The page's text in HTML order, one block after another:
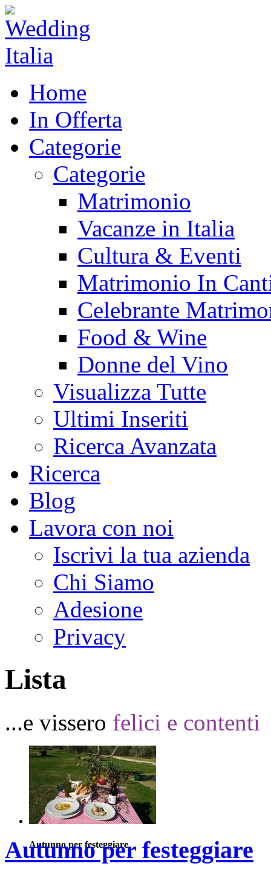
Home
In Offerta
Categorie
Categorie
Matrimonio
Vacanze in Italia
Cultura & Eventi
Matrimonio In
Celebrante
Food & Wine
Donne del Vino
Visualizza Tutte
Ultimi Inseriti
Ricerca Avanzata
Ricerca
Blog
Lavora con noi
Iscrivi la tua azienda
Chi Siamo
Adesione
Privacy
Lista
...e vissero felici e contenti
Autunno per festeggiare
Autunno per festeggiare